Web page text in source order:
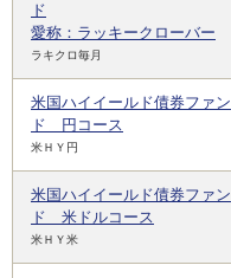
ド
愛称：ラッキークローバー
ラキクロ毎月
米国ハイイールド債券ファン
ド 円コース
米ＨＹ円
米国ハイイールド債券ファン
ド 米ドルコース
米ＨＹ米